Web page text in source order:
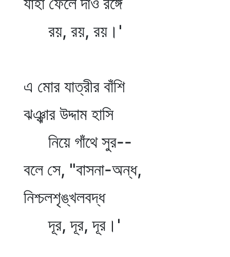
রয়, রয়, রয়।'
এ মোর যাত্রীর বাঁশি
ঝঞ্ঝার উদ্দাম হাসি
নিয়ে গাঁথে সুর--
বলে সে, "বাসনা-অন্ধ,
নিশ্চলশৃঙ্খলবদ্ধ
দূর, দূর, দূর।'